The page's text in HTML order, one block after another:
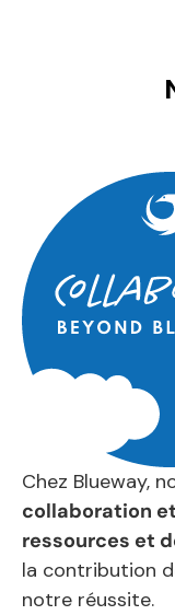
Chez Blueway,
collaboration
ressources et
la contribution
notre réussite.